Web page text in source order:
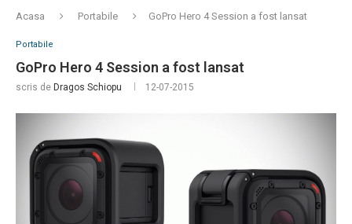
Acasa Portabile GoPro Hero 4 Session a fost lansat
Portabile
GoPro Hero 4 Session a fost lansat
scris de Dragos Schiopu 12-07-2015